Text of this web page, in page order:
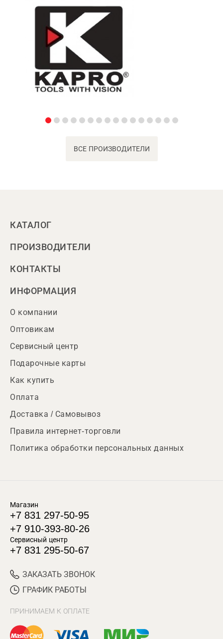
ВСЕ ПРОИЗВОДИТЕЛИ
КАТАЛОГ
ПРОИЗВОДИТЕЛИ
КОНТАКТЫ
ИНФОРМАЦИЯ
О компании
Оптовикам
Сервисный центр
Подарочные карты
Как купить
Оплата
Доставка / Самовывоз
Правила интернет-торговли
Политика обработки персональных данных
Магазин
+7 831 297-50-95
+7 910-393-80-26
Сервисный центр
+7 831 295-50-67
ЗАКАЗАТЬ ЗВОНОК
ГРАФИК РАБОТЫ
ПРИНИМАЕМ К ОПЛАТЕ